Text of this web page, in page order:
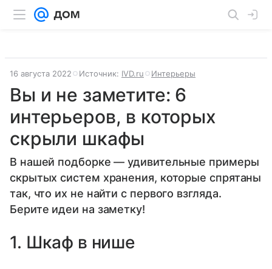
16 августа 2022 Источник: IVD.ru Интерьеры
Вы и не заметите: 6
интерьеров, в которых
скрыли шкафы
В нашей подборке — удивительные примеры
скрытых систем хранения, которые спрятаны
так, что их не найти с первого взгляда.
Берите идеи на заметку!
1. Шкаф в нише